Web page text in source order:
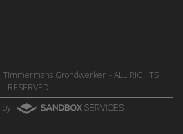
Timmermans Grondwerken - ALL RIGHTS
RESERVED
by